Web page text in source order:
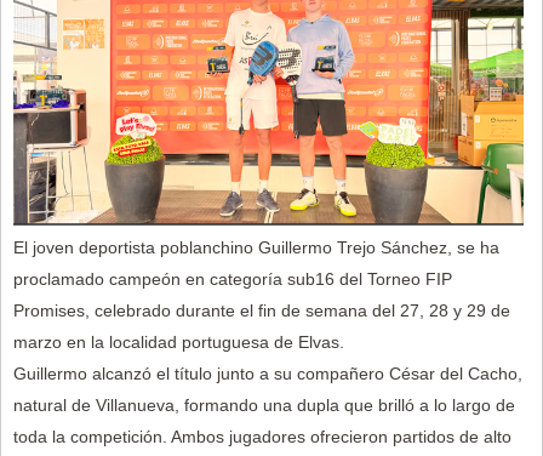
El joven deportista poblanchino Guillermo Trejo Sánchez, se ha
proclamado campeón en categoría sub16 del Torneo FIP
Promises, celebrado durante el fin de semana del 27, 28 y 29 de
marzo en la localidad portuguesa de Elvas.
Guillermo alcanzó el título junto a su compañero César del Cacho,
natural de Villanueva, formando una dupla que brilló a lo largo de
toda la competición. Ambos jugadores ofrecieron partidos de alto